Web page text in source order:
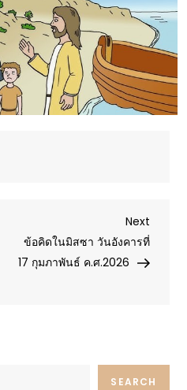
Next
Post
Next
ข้อคิดในมิสซา วันอังคารที่
17 กุมภาพันธ์ ค.ศ.2026
SEARCH